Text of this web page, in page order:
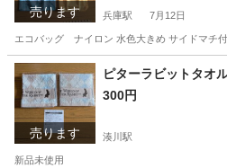
売ります 兵庫駅 7月12日
エコバッグ ナイロン 水色大きめ サイドマチ
兵庫 神戸市 兵庫駅 バッグ
売ります
ピターラビットタオ
300円
湊川駅
新品未使用